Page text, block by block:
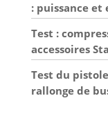
: puissance et
Test :
accessoires
Test du
rallonge de